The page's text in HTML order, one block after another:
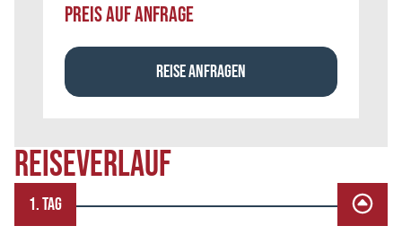
REISEVERLAUF
1. TAG
PREIS AUF ANFRAGE
REISE ANFRAGEN